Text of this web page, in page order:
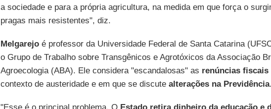
a sociedade e para a própria agricultura, na medida em que força o
pragas mais resistentes", diz.
Melgarejoé professor da Universidade Federal de Santa Catarina
o Grupo de Trabalho sobre Transgênicos e Agrotóxicos da Associação
Agroecologia (ABA). Ele considera "escandalosas" as renúncias fiscais
contexto de austeridade e em que se discute alterações na Previdência.